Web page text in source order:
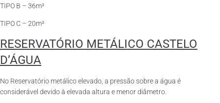
TIPO B – 36m³
TIPO C – 20m³
RESERVATÓRIO METÁLICO CASTELO
D’ÁGUA
No Reservatório metálico elevado, a pressão sobre a água é
considerável devido à elevada altura e menor diâmetro.